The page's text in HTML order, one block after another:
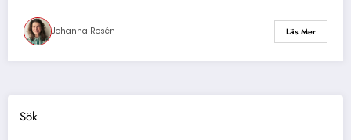
Johanna Rosén Läs Mer
Sök